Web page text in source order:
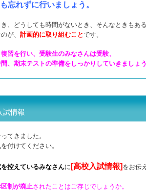
忘れずに行いましょう。
、どうしても時間がないとき、 そんなときもあ
が、 計画的に取り組むことです。
習を行い、受験生のみなさんは受験、
、期末テストの準備をしっかりしていきましょ
情報
てきました。
付けてください。
控えているみなさんに [高校入試情報] をお伝
制が廃止されたことはご存じでしょうか。